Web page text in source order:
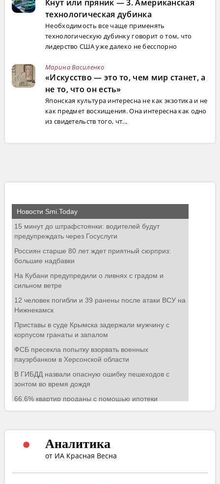
Кнут или пряник — 3. Американская
технологическая дубинка
Необходимость все чаще применять
технологическую дубинку говорит о том, что
лидерство США уже далеко не бесспорно
Марина Василенко
«Искусство — это то, чем мир станет, а
не то, что он есть»
Японская культура интересна не как экзотика и не
как предмет восхищения. Она интересна как одно
из свидетельств того, чт...
Аналитика
от ИА Красная Весна